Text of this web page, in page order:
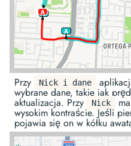
Przy Nick i dane
wybrane dane, takie jak
aktualizacja. Przy Nick
wysokim kontraście. Jeśli
pojawia się on w kółku